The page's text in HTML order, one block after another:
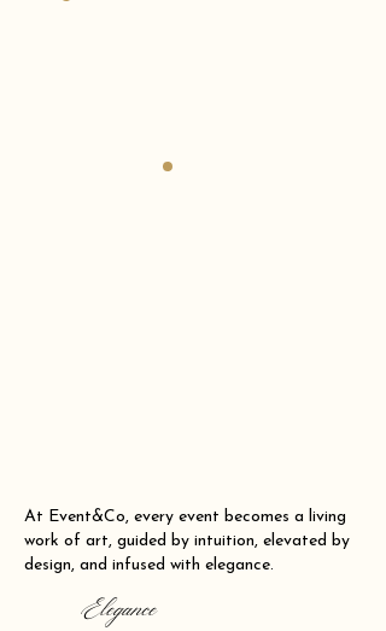
At Event&Co, every event becomes a living
work of art, guided by intuition, elevated by
design, and infused with elegance.
Elegance